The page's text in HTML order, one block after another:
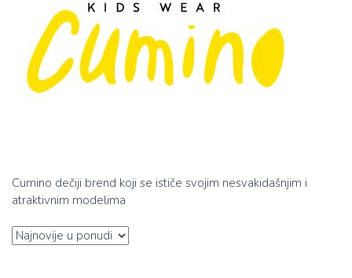
Cumino dečiji brend koji se ističe svojim nesvakidašnjim i
atraktivnim modelima